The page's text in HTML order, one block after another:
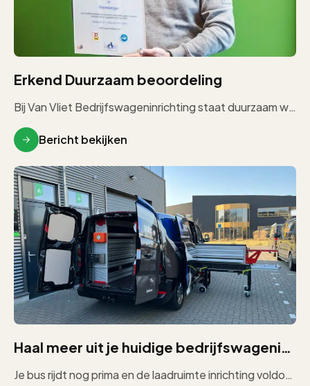
Erkend Duurzaam beoordeling
Bij Van Vliet Bedrijfswageninrichting staat duurzaam werken centraal. In de praktijk betekent dit vooral bewust omgaan met materialen, hergebruik waar […]
Bericht bekijken
Haal meer uit je huidige bedrijfswageninrichting
Je bus rijdt nog prima en de laadruimte inrichting voldoet nog in de basis. Alleen merk jij of het personeel […]